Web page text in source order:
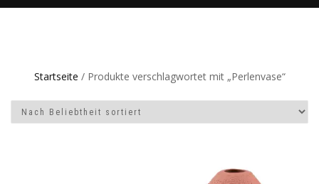
Startseite / Produkte verschlagwortet mit „Perlenvase“